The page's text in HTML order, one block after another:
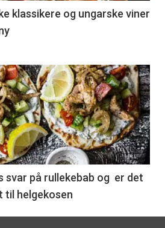
klassikere og ungarske viner
svar på rullekebab og er det
til helgekosen